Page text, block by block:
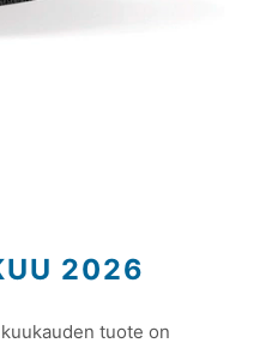
2026
tuote on